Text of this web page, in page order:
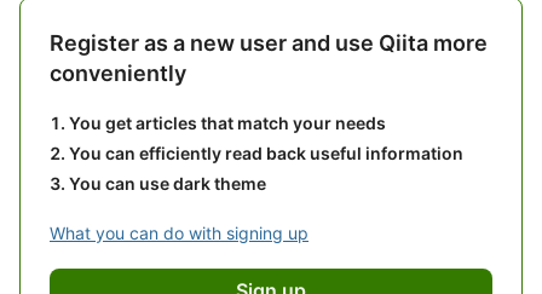
Register as a new user and use Qiita more
conveniently
You get articles that match your needs
You can efficiently read back useful information
You can use dark theme
What you can do with signing up